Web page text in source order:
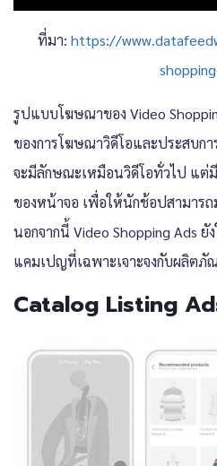
ที่มา: https://
รูปแบบโฆษณาของ Video
ของการโฆษณาวิดีโอและประสบก
จะมีลักษณะเหมือนวิดีโอทั่วไป แต่
ของหน้าจอ เพื่อให้นักช้อปสามาร
นอกจากนี้ Video Shopping Ads ยั
แคมเปญที่เฉพาะเจาะจงกับผลิตภั
Catalog Listing